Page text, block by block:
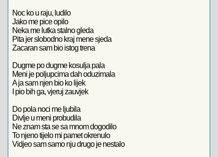
Noc ko u raju, ludilo
Jako me pice opilo
Neka me lutka stalno gleda
Pita jer slobodno kraj mene sjeda
Zacaran sam bio istog trena
Dugme po dugme kosulja pala
Meni je poljupcima dah oduzimala
A ja sam njen bio ko lijek
I pio bih ga, vjeruj zauvjek
Do pola noci me ljubila
Divlje u meni probudila
Ne znam sta se sa mnom dogodilo
To njeno tijelo mi pamet okrenulo
Vidjeo sam samo nju drugo je nestalo